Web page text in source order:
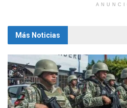
Más Noticias